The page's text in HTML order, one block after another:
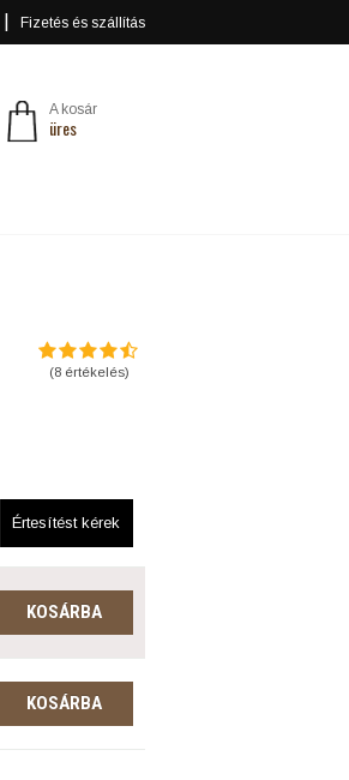
Fizetés és szállítás
A kosár
üres
(8értékelés)
Értesítést kérek
KOSÁRBA
KOSÁRBA